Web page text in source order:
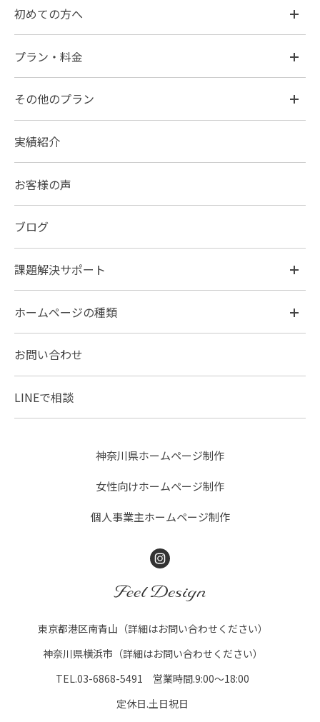
初めての方へ
プラン・料金
その他のプラン
実績紹介
お客様の声
ブログ
課題解決サポート
ホームページの種類
お問い合わせ
LINEで相談
神奈川県ホームページ制作
女性向けホームページ制作
個人事業主ホームページ制作
東京都港区南青山（詳細はお問い合わせください）
神奈川県横浜市（詳細はお問い合わせください）
TEL.03-6868-5491 営業時間.9:00～18:00
定休日.土日祝日